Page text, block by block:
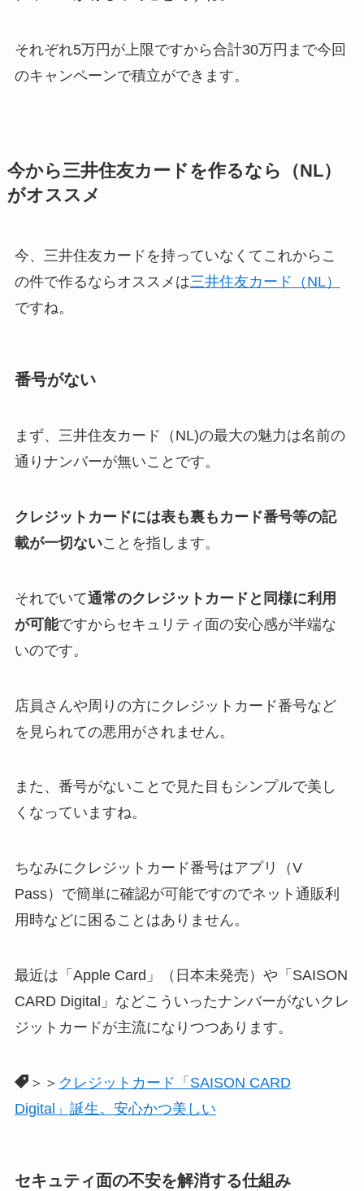
それぞれ5万円が上限ですから合計30万円まで今回
のキャンペーンで積立ができます。
今から三井住友カードを作るなら（NL）
がオススメ
今、三井住友カードを持っていなくてこれからこ
の件で作るならオススメは三井住友カード（NL）
ですね。
番号がない
まず、三井住友カード（NL)の最大の魅力は名前の
通りナンバーが無いことです。
クレジットカードには表も裏もカード番号等の記
載が一切ないことを指します。
それでいて通常のクレジットカードと同様に利用
が可能ですからセキュリティ面の安心感が半端な
いのです。
店員さんや周りの方にクレジットカード番号など
を見られての悪用がされません。
また、番号がないことで見た目もシンプルで美し
くなっていますね。
ちなみにクレジットカード番号はアプリ（V
Pass）で簡単に確認が可能ですのでネット通販利
用時などに困ることはありません。
最近は「Apple Card」（日本未発売）や「SAISON
CARD Digital」などこういったナンバーがないクレ
ジットカードが主流になりつつあります。
＞＞ クレジットカード「SAISON CARD
Digital」誕生。安心かつ美しい
セキュティ面の不安を解消する仕組み